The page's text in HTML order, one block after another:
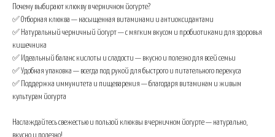
Почему выбирают клюкву в черничном йогурте?
✅ Отборная клюква — насыщенная витаминами и антиоксидантами
✅ Натуральный черничный йогурт — с мягким вкусом и пробиотиками для здоровья
кишечника
✅ Идеальный баланс кислоты и сладости — вкусно и полезно для всей семьи
✅ Удобная упаковка — всегда под рукой для быстрого и питательного перекуса
✅ Поддержка иммунитета и пищеварения — благодаря витаминам и живым
культурам йогурта
Наслаждайтесь свежестью и пользой клюквы в черничном йогурте — натурально,